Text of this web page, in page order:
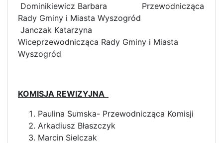
Dominikiewicz Barbara Przewodnicząca
Rady Gminy i Miasta Wyszogród
Janczak Katarzyna
Wiceprzewodnicząca Rady Gminy i Miasta
Wyszogród
KOMISJA REWIZYJNA
Paulina Sumska- Przewodnicząca Komisji
Arkadiusz Błaszczyk
Marcin Sielczak